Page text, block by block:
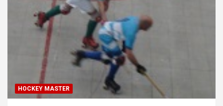
HOCKEY MASTER